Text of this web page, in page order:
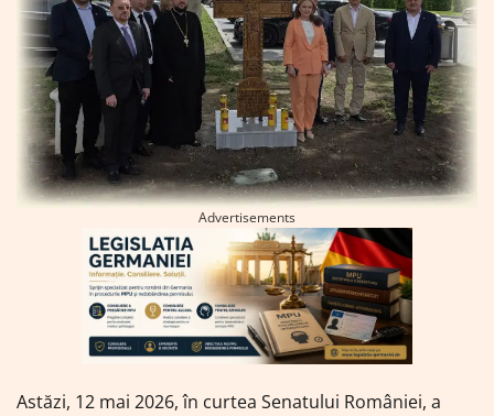
Advertisements
Astăzi, 12 mai 2026, în curtea Senatului României, a